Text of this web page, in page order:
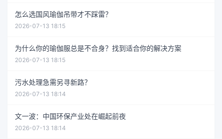
怎么选国风瑜伽吊带才不踩雷？
2026-07-13 18:15
为什么你的瑜伽服总是不合身？找到适合你的解决方案
2026-07-13 18:15
污水处理急需另寻新路？
2026-07-13 18:14
文一波：中国环保产业处在崛起前夜
2026-07-13 18:14